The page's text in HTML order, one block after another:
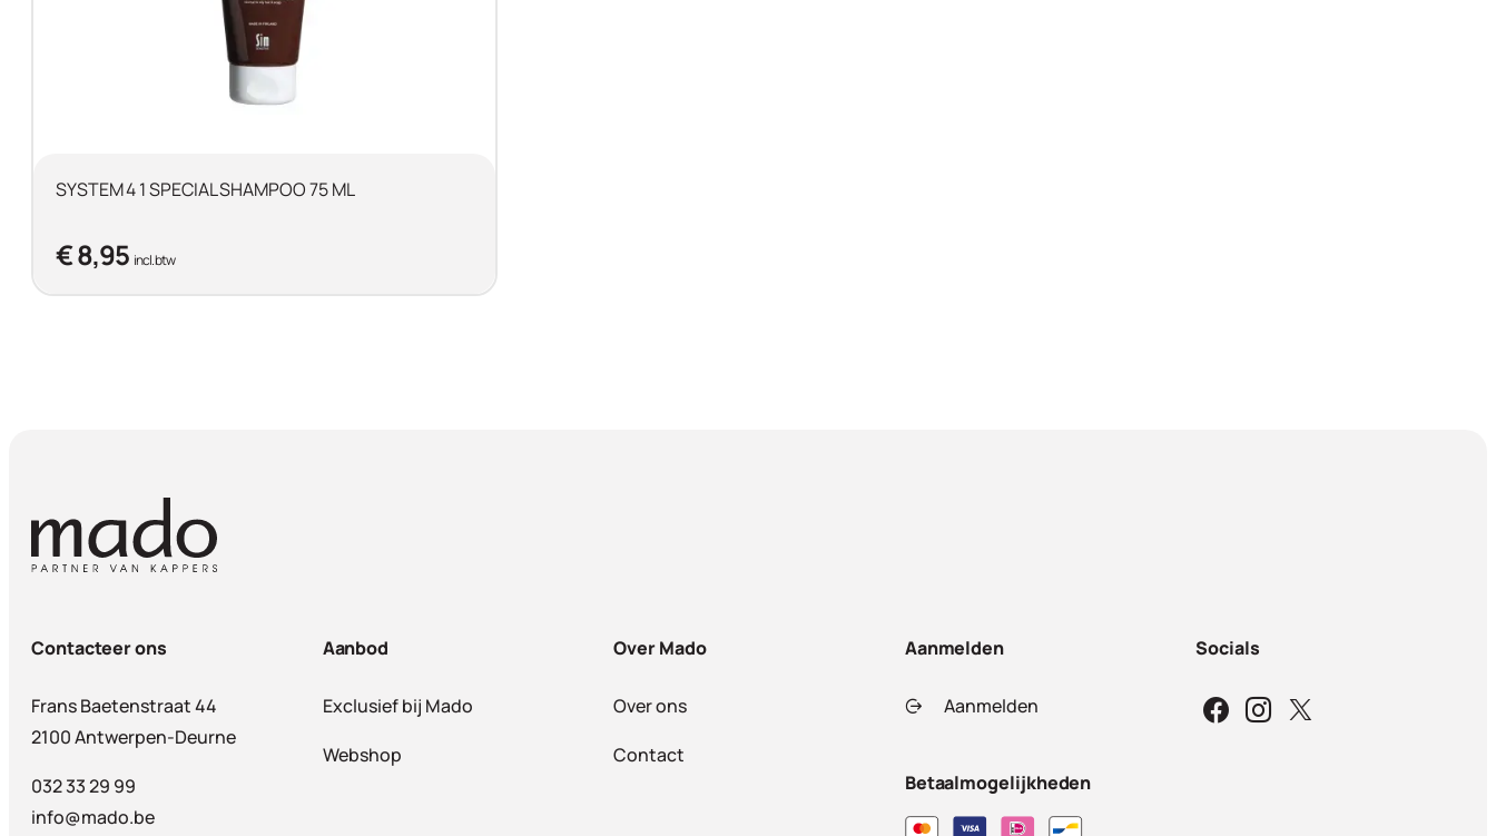
SYSTEM 4 1 SPECIAL SHAMPOO 75 ML
€ 8,95 incl. btw
Contacteer ons
Frans Baetenstraat 44
2100 Antwerpen-Deurne
032 33 29 99
info@mado.be
Aanbod
Exclusief bij Mado
Webshop
Over Mado
Over ons
Contact
Aanmelden
Aanmelden
Betaalmogelijkheden
Socials